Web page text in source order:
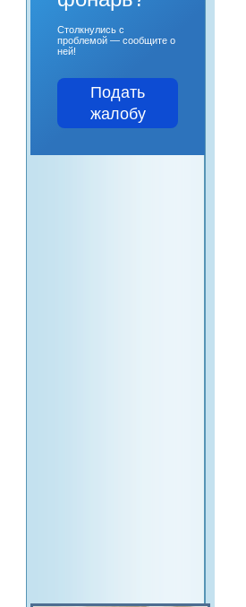
Столкнулись с
проблемой — сообщите о
ней!
Подать
жалобу